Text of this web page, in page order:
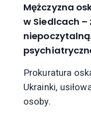
Mężczyzna
w Siedlcach –
Prokuratura
Ukrainki,
osoby.